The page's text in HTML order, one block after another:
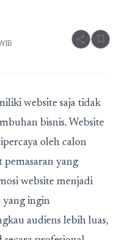
share bookmark
website saja tidak
bisnis. Website
oleh calon
pemasaran yang
website menjadi
yang ingin
audiens lebih luas,